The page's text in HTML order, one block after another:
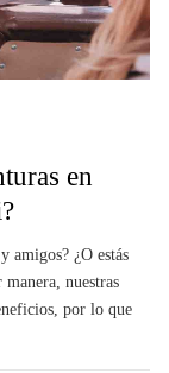
en
amigos? ¿O estás
nuestras
por lo que